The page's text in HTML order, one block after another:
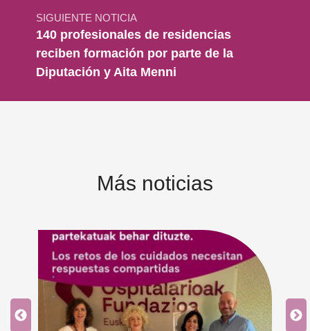
SIGUIENTE NOTICIA
140 profesionales de residencias
reciben formación por parte de la
Diputación y Aita Menni
Más noticias